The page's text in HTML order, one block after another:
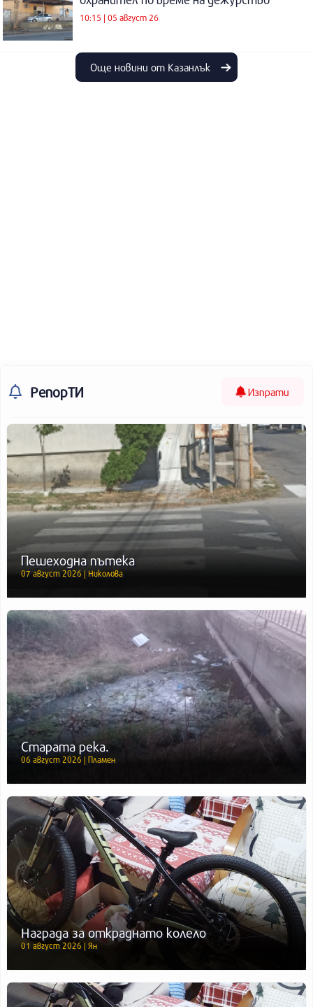
10:15 | 05 август 26
Още новини от Казанлък
РепорТИ Изпрати
Пешеходна пътека
07 август 2026 | Николова
Старата река.
06 август 2026 | Пламен
Награда за откраднато колело
01 август 2026 | Ян